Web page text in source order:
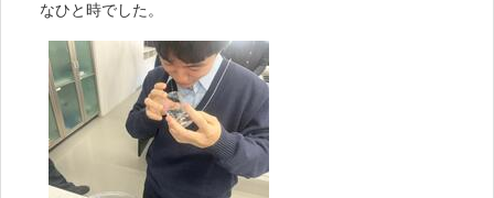
なひと時でした。